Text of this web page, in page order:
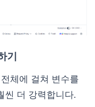
기
체에 걸쳐 변수를
씬 더 강력합니다.